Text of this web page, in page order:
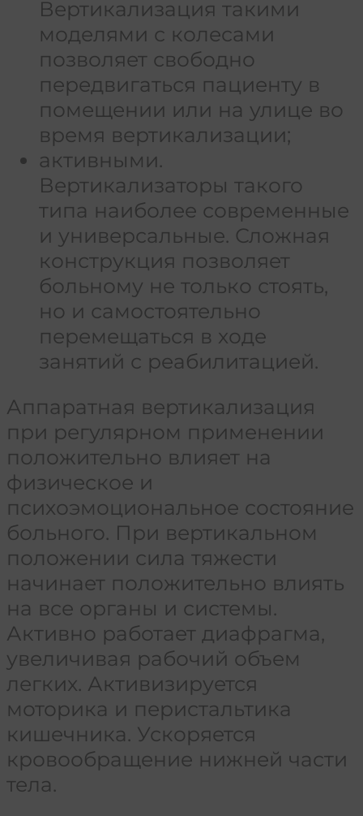
Вертикализация такими
моделями с колесами
позволяет свободно
передвигаться пациенту в
помещении или на улице во
время вертикализации;
активными.
Вертикализаторы такого
типа наиболее современные
и универсальные. Сложная
конструкция позволяет
больному не только стоять,
но и самостоятельно
перемещаться в ходе
занятий с реабилитацией.
Аппаратная вертикализация
при регулярном применении
положительно влияет на
физическое и
психоэмоциональное состояние
больного. При вертикальном
положении сила тяжести
начинает положительно влиять
на все органы и системы.
Активно работает диафрагма,
увеличивая рабочий объем
легких. Активизируется
моторика и перистальтика
кишечника. Ускоряется
кровообращение нижней части
тела.